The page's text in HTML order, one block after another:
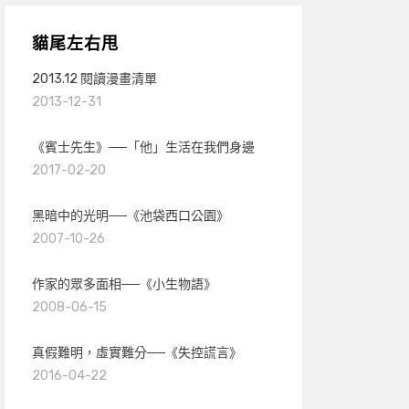
貓尾左右甩
2013.12 閱讀漫畫清單
2013-12-31
《賓士先生》──「他」生活在我們身邊
2017-02-20
黑暗中的光明──《池袋西口公園》
2007-10-26
作家的眾多面相──《小生物語》
2008-06-15
真假難明，虛實難分──《失控謊言》
2016-04-22